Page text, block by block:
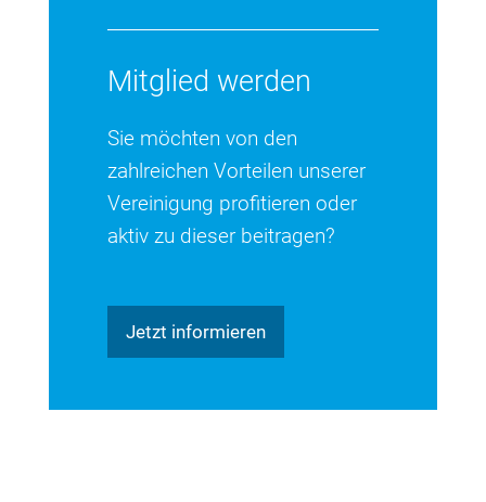
Mitglied werden
Sie möchten von den
zahlreichen Vorteilen unserer
Vereinigung profitieren oder
aktiv zu dieser beitragen?
Jetzt informieren